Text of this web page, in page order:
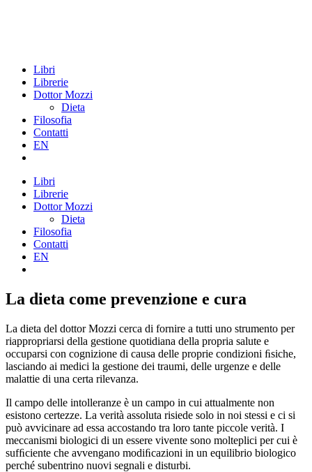
Libri
Librerie
Dottor Mozzi
Dieta
Filosofia
Contatti
EN
Libri
Librerie
Dottor Mozzi
Dieta
Filosofia
Contatti
EN
La dieta come prevenzione e cura
La dieta del dottor Mozzi cerca di fornire a tutti uno strumento per
riappropriarsi della gestione quotidiana della propria salute e
occuparsi con cognizione di causa delle proprie condizioni ﬁsiche,
lasciando ai medici la gestione dei traumi, delle urgenze e delle
malattie di una certa rilevanza.
Il campo delle intolleranze è un campo in cui attualmente non
esistono certezze. La verità assoluta risiede solo in noi stessi e ci si
può avvicinare ad essa accostando tra loro tante piccole verità. I
meccanismi biologici di un essere vivente sono molteplici per cui è
sufﬁciente che avvengano modiﬁcazioni in un equilibrio biologico
perché subentrino nuovi segnali e disturbi.